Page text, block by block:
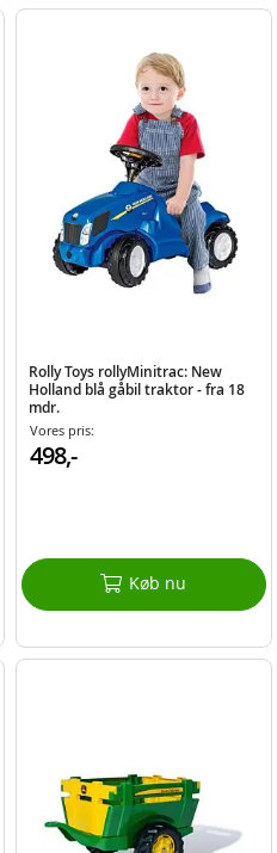
Rolly Toys rollyMinitrac: New
Holland blå gåbil traktor - fra 18
mdr.
Vores pris:
498,-
Køb nu